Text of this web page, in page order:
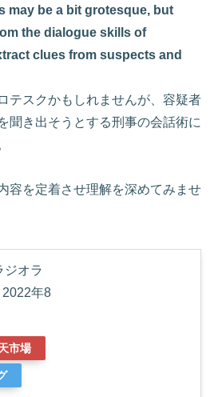
may be a bit grotesque, but
the dialogue skills of
clues from suspects and
テスクかもしれませんが、容疑者
聞き出そうとする刑事の会話術に
容を定着させ理解を深めてみませ
ジオラ
年8
市場